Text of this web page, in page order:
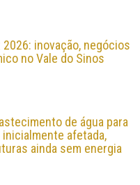
inovação, negócios
no Vale do Sinos
de água para
inicialmente afetada,
ainda sem energia